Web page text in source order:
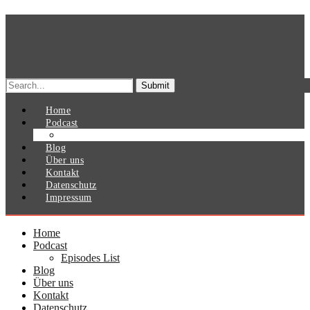
Search
for:
Home
Podcast
Blog
Über uns
Kontakt
Datenschutz
Impressum
Home
Podcast
Episodes List
Blog
Über uns
Kontakt